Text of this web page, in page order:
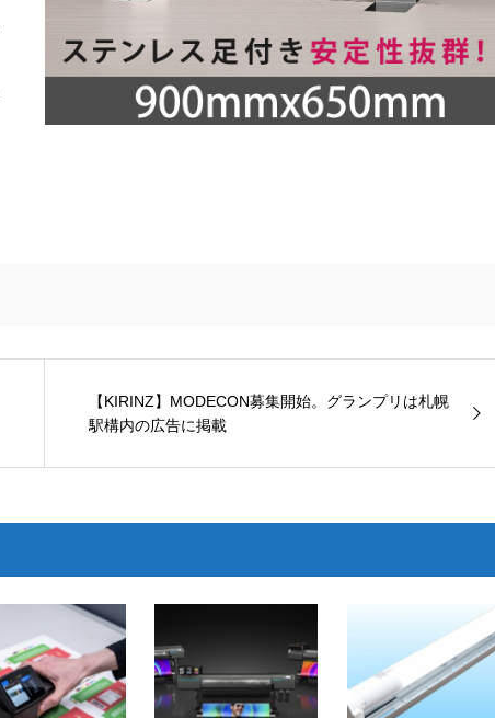
【KIRINZ】MODECON募集開始。グランプリは札幌
駅構内の広告に掲載